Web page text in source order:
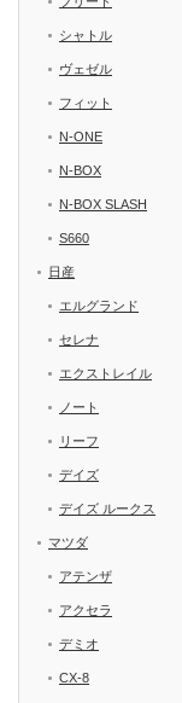
シャトル
ヴェゼル
フィット
N-ONE
N-BOX
N-BOX SLASH
S660
日産
エルグランド
セレナ
エクストレイル
ノート
リーフ
デイズ
デイズ ルークス
マツダ
アテンザ
アクセラ
デミオ
CX-8